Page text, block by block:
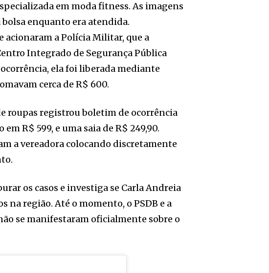
em moda fitness. As imagens
enquanto era atendida.
a Polícia Militar, que a
Integrado de Segurança Pública
ela foi liberada mediante
cerca de R$ 600.
roupas registrou boletim de ocorrência
R$ 599, e uma saia de R$ 249,90.
a vereadora colocando discretamente
os casos e investiga se Carla Andreia
região. Até o momento, o PSDB e a
se manifestaram oficialmente sobre o